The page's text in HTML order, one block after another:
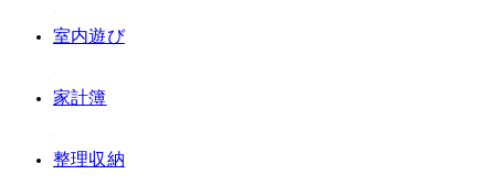
#室内遊び
#家計簿
#整理収納